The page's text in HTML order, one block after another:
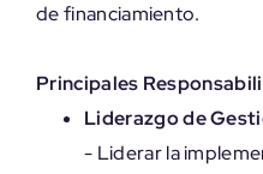
de financiamiento.
Principales
Liderazgo de
- Liderar la